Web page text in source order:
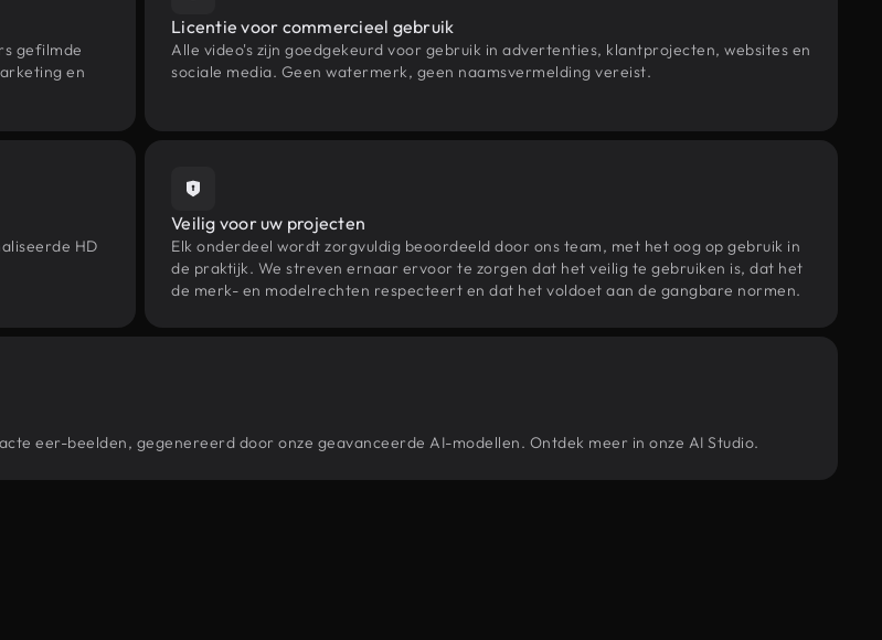
gefilmde
en
Licentie voor commercieel gebruik
Alle video's zijn goedgekeurd voor gebruik in advertenties, klantprojecten, websites en
sociale media. Geen watermerk, geen naamsvermelding vereist.
HD
Veilig voor uw projecten
Elk onderdeel wordt zorgvuldig beoordeeld door ons team, met het oog op gebruik in
de praktijk. We streven ernaar ervoor te zorgen dat het veilig te gebruiken is, dat het
de merk- en modelrechten respecteert en dat het voldoet aan de gangbare normen.
eer-beelden, gegenereerd door onze geavanceerde AI-modellen. Ontdek meer in onze AI Studio.